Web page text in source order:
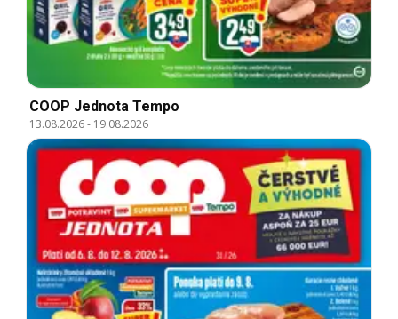
COOP Jednota Tempo
13.08.2026- 19.08.2026